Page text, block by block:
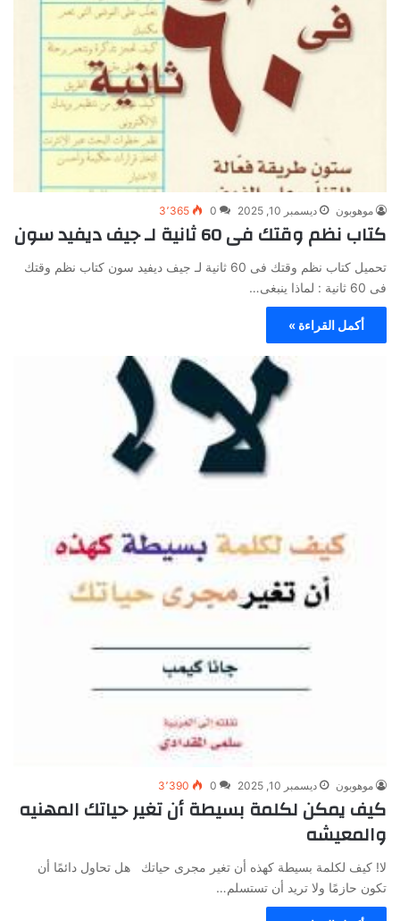
موهوبون ديسمبر 10, 2025 0 3٬365
كتاب نظم وقتك فى 60 ثانية لـ جيف ديفيد سون
تحميل كتاب نظم وقتك فى 60 ثانية لـ جيف ديفيد سون كتاب نظم وقتك
فى 60 ثانية : لماذا ينبغى…
أكمل القراءة »
موهوبون ديسمبر 10, 2025 0 3٬390
كيف يمكن لكلمة بسيطة أن تغير حياتك المهنيه
والمعيشه
لا! كيف لكلمة بسيطة كهذه أن تغير مجرى حياتك هل تحاول دائمًا أن
تكون حازمًا ولا تريد أن تستسلم…